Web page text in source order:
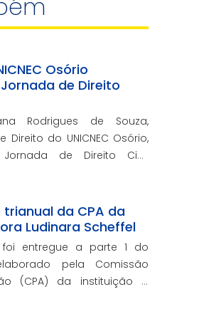
Osório
de Direito
Rodrigues de Souza,
do UNICNEC Osório,
de Direito Civil,
(CEJ/CJF), nos dias
da CPA da
Ludinara Scheffel
pela Comissão
(CPA) da instituição à